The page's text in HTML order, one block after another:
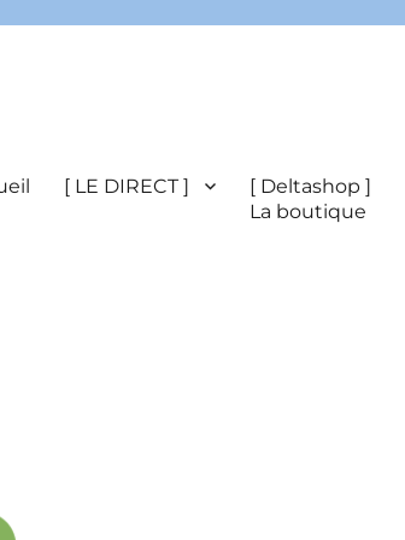
[ LE DIRECT ]
[ Deltashop ]
La boutique